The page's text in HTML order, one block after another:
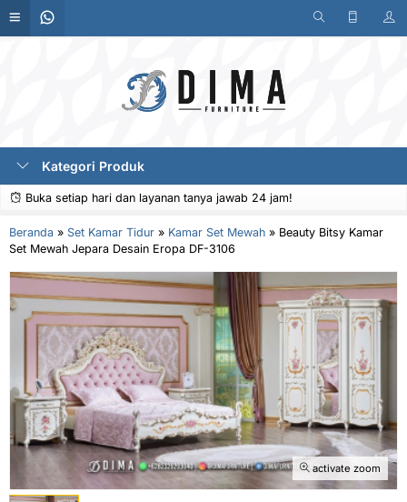
Kategori Produk
Buka setiap hari dan layanan tanya jawab 24 jam!
Beranda » Set Kamar Tidur » Kamar Set Mewah » Beauty Bitsy Kamar
Set Mewah Jepara Desain Eropa DF-3106
activate zoom